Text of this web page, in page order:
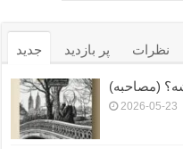
جدید پر بازدید نظرات
(مصاحبه)
2026-05-23